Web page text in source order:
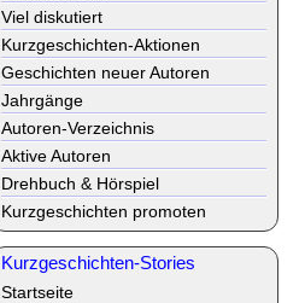
Viel diskutiert
Kurzgeschichten-Aktionen
Geschichten neuer Autoren
Jahrgänge
Autoren-Verzeichnis
Aktive Autoren
Drehbuch & Hörspiel
Kurzgeschichten promoten
Kurzgeschichten-Stories
Startseite